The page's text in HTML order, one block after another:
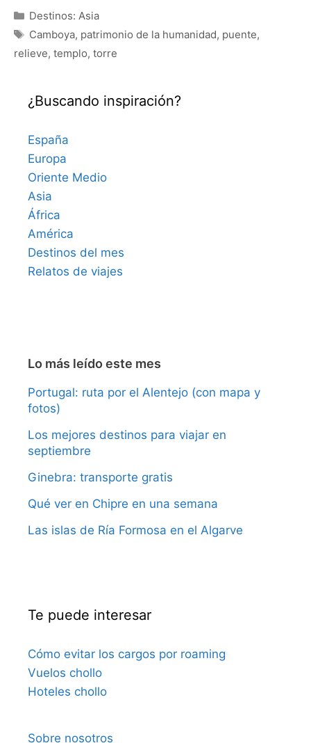
Categorías
Destinos: Asia
Etiquetas
Camboya, patrimonio de la humanidad, puente,
relieve, templo, torre
¿Buscando inspiración?
España
Europa
Oriente Medio
Asia
África
América
Destinos del mes
Relatos de viajes
Lo más leído este mes
Portugal: ruta por el Alentejo (con mapa y
fotos)
Los mejores destinos para viajar en
septiembre
Ginebra: transporte gratis
Qué ver en Chipre en una semana
Las islas de Ría Formosa en el Algarve
Te puede interesar
Cómo evitar los cargos por roaming
Vuelos chollo
Hoteles chollo
Sobre nosotros